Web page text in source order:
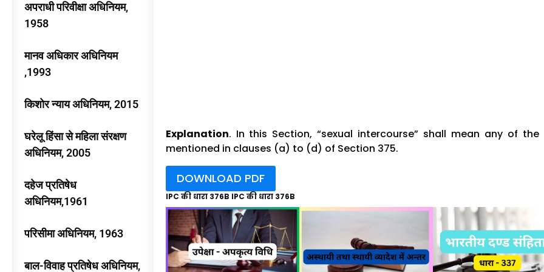
अपराधी परिवीक्षा अधिनियम,
1958
मानव अधिकार अधिनियम
,1993
किशोर न्याय अधिनियम, 2015
घरेलू हिंसा से महिला संरक्षण
अधिनियम, 2005
दहेज प्रतिषेध
अधिनियम,1961
परिसीमा अधिनियम, 1963
बाल-विवाह प्रतिषेध अधिनियम,
Explanation. In this Section, “sexual intercourse” shall mean any of
mentioned in clauses (a) to (d) of Section 375.
DOWNLOAD PDF
IPC की धारा 376B IPC की धारा 376B